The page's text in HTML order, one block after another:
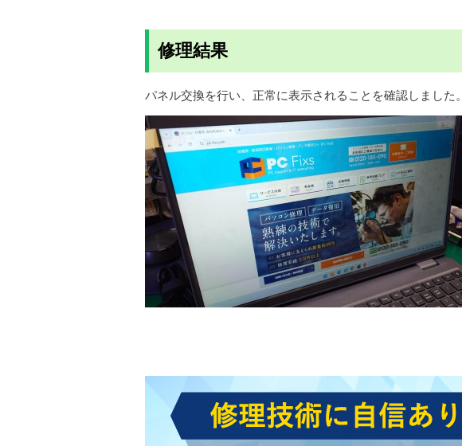
修理結果
パネル交換を行い、正常に表示されることを確認しました。